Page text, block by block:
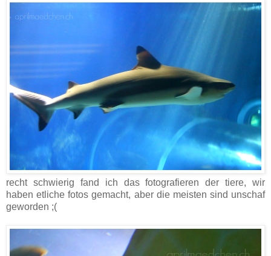
recht schwierig fand ich das fotografieren der tiere, wir
haben etliche fotos gemacht, aber die meisten sind unschaf
geworden ;(